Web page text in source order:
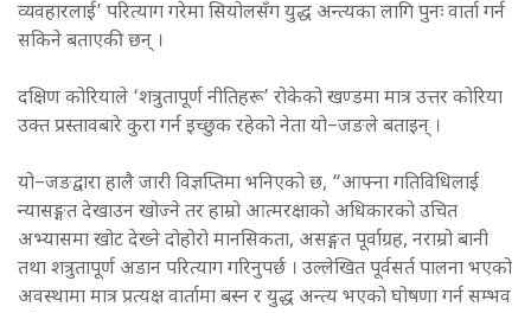
व्यवहारलाई’ परित्याग गरेमा सियोलसँग युद्ध अन्त्यका लागि पुनः वार्ता गर्न
सकिने बताएकी छन् ।
दक्षिण कोरियाले ‘शत्रुतापूर्ण नीतिहरू’ रोकेको खण्डमा मात्र उत्तर कोरिया
उक्त प्रस्तावबारे कुरा गर्न इच्छुक रहेको नेता यो–जङले बताइन् ।
यो–जङद्वारा हालै जारी विज्ञप्तिमा भनिएको छ, “आफ्ना गतिविधिलाई
न्यासङ्गत देखाउन खोज्ने तर हाम्रो आत्मरक्षाको अधिकारको उचित
अभ्यासमा खोट देख्ने दोहोरो मानसिकता, असङ्गत पूर्वाग्रह, नराम्रो बानी
तथा शत्रुतापूर्ण अडान परित्याग गरिनुपर्छ । उल्लेखित पूर्वसर्त पालना भएको
अवस्थामा मात्र प्रत्यक्ष वार्तामा बस्न र युद्ध अन्त्य भएको घोषणा गर्न सम्भव